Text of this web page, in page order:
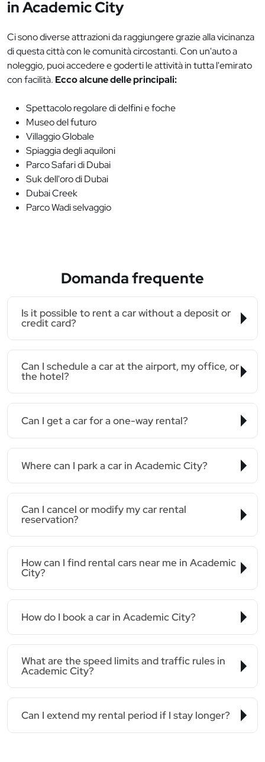
in Academic City
Ci sono diverse attrazioni da raggiungere grazie alla vicinanza
di questa città con le comunità circostanti. Con un'auto a
noleggio, puoi accedere e goderti le attività in tutta l'emirato
con facilità. Ecco alcune delle principali:
Spettacolo regolare di delfini e foche
Museo del futuro
Villaggio Globale
Spiaggia degli aquiloni
Parco Safari di Dubai
Suk dell'oro di Dubai
Dubai Creek
Parco Wadi selvaggio
Domanda frequente
Is it possible to rent a car without a deposit or
credit card?
Can I schedule a car at the airport, my office, or
the hotel?
Can I get a car for a one-way rental?
Where can I park a car in Academic City?
Can I cancel or modify my car rental
reservation?
How can I find rental cars near me in Academic
City?
How do I book a car in Academic City?
What are the speed limits and traffic rules in
Academic City?
Can I extend my rental period if I stay longer?